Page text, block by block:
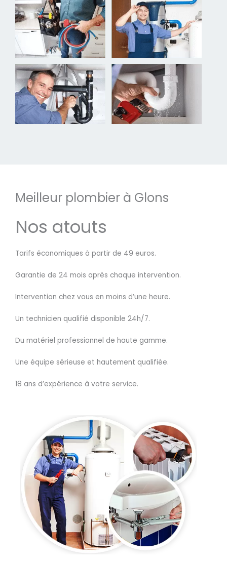
Meilleur plombier à Glons
Nos atouts
Tarifs économiques à partir de 49 euros.
Garantie de 24 mois après chaque intervention.
Intervention chez vous en moins d’une heure.
Un technicien qualifié disponible 24h/7.
Du matériel professionnel de haute gamme.
Une équipe sérieuse et hautement qualifiée.
18 ans d’expérience à votre service.